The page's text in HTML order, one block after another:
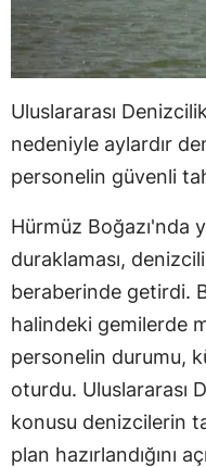
Uluslararası
nedeniyle aylardır
personelin güvenli
Hürmüz Boğazı'nda
duraklaması,
beraberinde getirdi.
halindeki gemilerde
personelin durumu,
oturdu. Uluslararası
konusu denizcilerin
plan hazırlandığını